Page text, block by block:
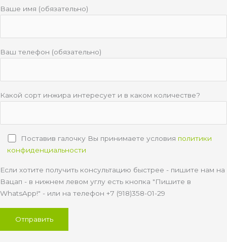
Ваше имя (обязательно)
Ваш телефон (обязательно)
Какой сорт инжира интересует и в каком количестве?
Поставив галочку Вы принимаете условия политики
конфиденциальности
Если хотите получить консультацию быстрее - пишите нам на
Вацап - в нижнем левом углу есть кнопка "Пишите в
WhatsApp!" - или на телефон +7 (918)358-01-29